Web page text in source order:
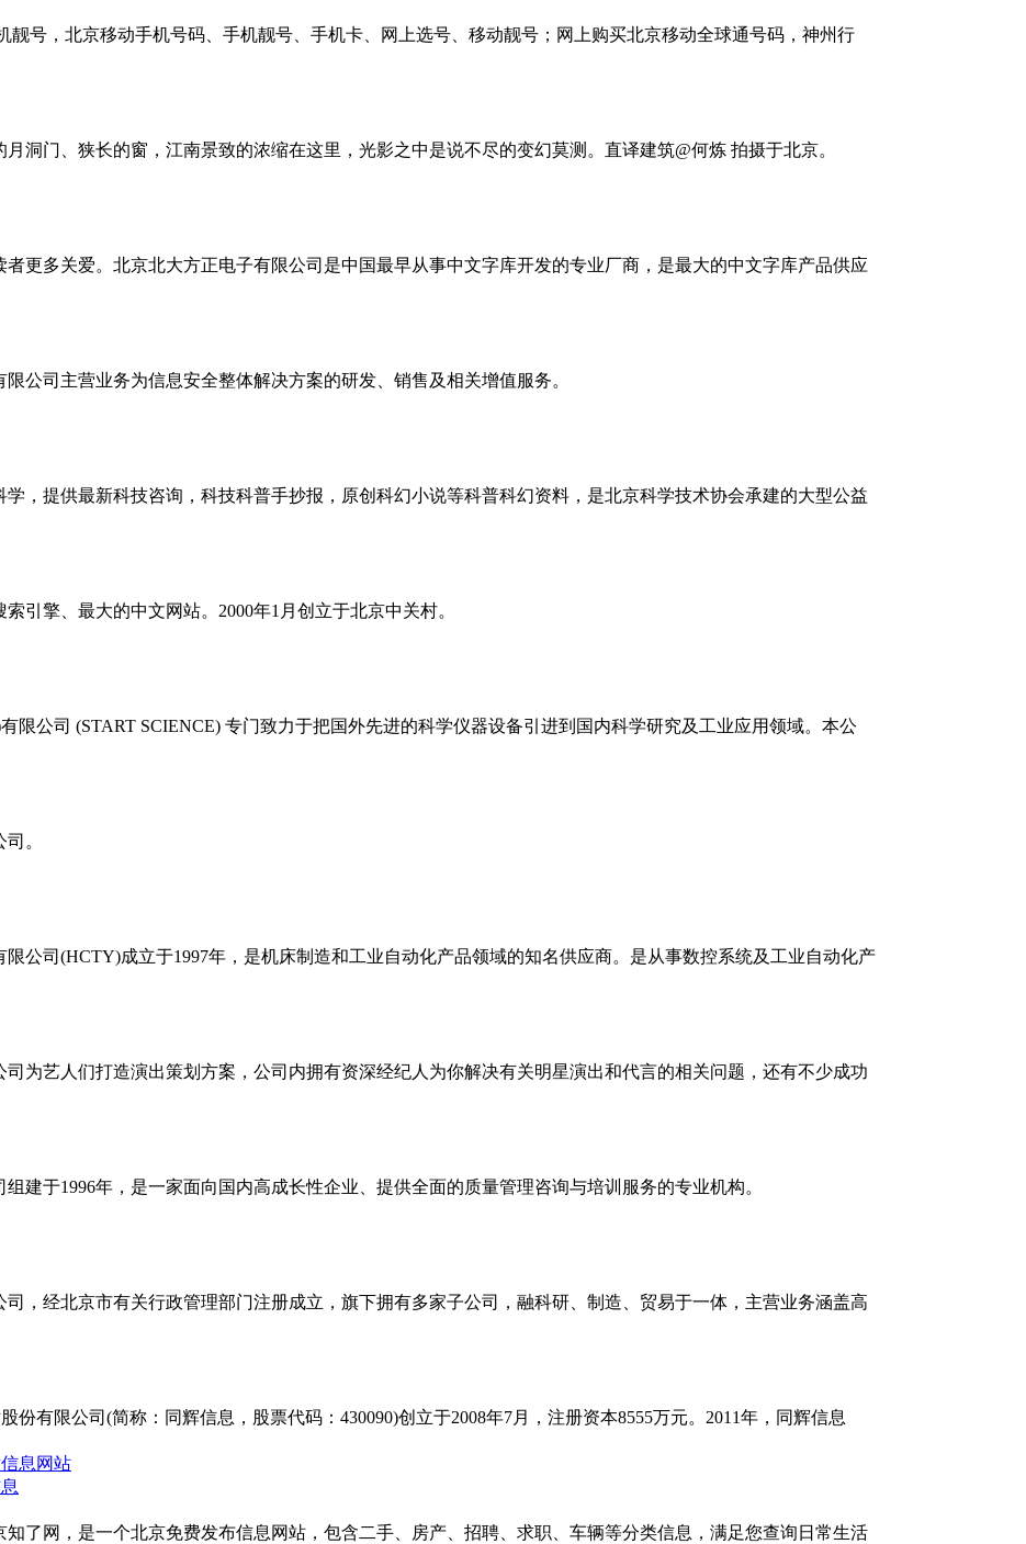
靓号，北京移动手机号码、手机靓号、手机卡、网上选号、移动靓号；网上购买北京移动全球通号码，神州行
洞门、狭长的窗，江南景致的浓缩在这里，光影之中是说不尽的变幻莫测。直译建筑@何炼 拍摄于北京。
者更多关爱。北京北大方正电子有限公司是中国最早从事中文字库开发的专业厂商，是最大的中文字库产品供应
公司主营业务为信息安全整体解决方案的研发、销售及相关增值服务。
学，提供最新科技咨询，科技科普手抄报，原创科幻小说等科普科幻资料，是北京科学技术协会承建的大型公益
引擎、最大的中文网站。2000年1月创立于北京中关村。
限公司 (START SCIENCE) 专门致力于把国外先进的科学仪器设备引进到国内科学研究及工业应用领域。本公
。
公司(HCTY)成立于1997年，是机床制造和工业自动化产品领域的知名供应商。是从事数控系统及工业自动化产
司为艺人们打造演出策划方案，公司内拥有资深经纪人为你解决有关明星演出和代言的相关问题，还有不少成功
建于1996年，是一家面向国内高成长性企业、提供全面的质量管理咨询与培训服务的专业机构。
司，经北京市有关行政管理部门注册成立，旗下拥有多家子公司，融科研、制造、贸易于一体，主营业务涵盖高
份有限公司(简称：同辉信息，股票代码：430090)创立于2008年7月，注册资本8555万元。2011年，同辉信息
知了网，是一个北京免费发布信息网站，包含二手、房产、招聘、求职、车辆等分类信息，满足您查询日常生活